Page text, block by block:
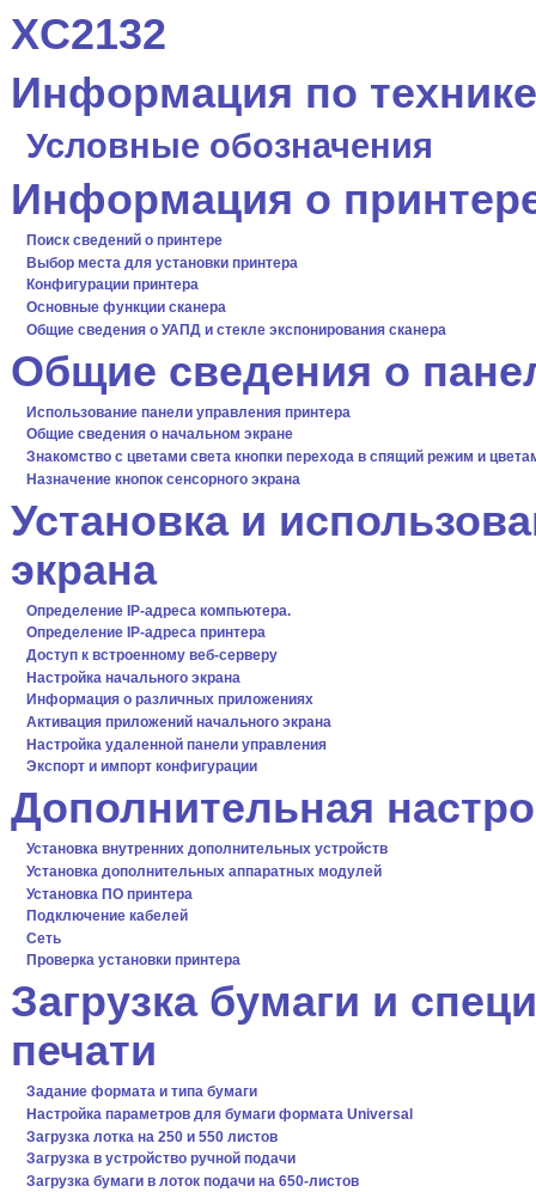
XC2132
Информация по
Условные обозначения
Информация о
Поиск сведений о принтере
Выбор места для установки принтера
Конфигурации принтера
Основные функции сканера
Общие сведения о УАПД и стекле экспонирования сканера
Общие сведения о
Использование панели управления принтера
Общие сведения о начальном экране
Знакомство c цветами света кнопки перехода в спящий режим и
Назначение кнопок сенсорного экрана
Установка и
экрана
Определение IP-адреса компьютера.
Определение IP-адреса принтера
Доступ к встроенному веб-серверу
Настройка начального экрана
Информация о различных приложениях
Активация приложений начального экрана
Настройка удаленной панели управления
Экспорт и импорт конфигурации
Дополнительная
Установка внутренних дополнительных устройств
Установка дополнительных аппаратных модулей
Установка ПО принтера
Подключение кабелей
Сеть
Проверка установки принтера
Загрузка бумаги и
печати
Задание формата и типа бумаги
Настройка параметров для бумаги формата Universal
Загрузка лотка на 250 и 550 листов
Загрузка в устройство ручной подачи
Загрузка бумаги в лоток подачи на 650-листов